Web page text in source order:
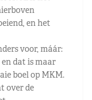
en het
voor, máár:
dat is maar
boel op MKM.
over de